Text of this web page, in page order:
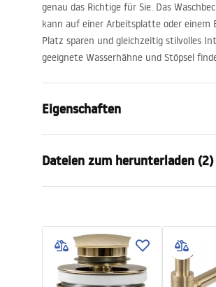
genau das Richtige für Sie. Das
kann auf einer Arbeitsplatte oder einem
Platz sparen und gleichzeitig stilvolles
geeignete Wasserhähne und Stöpsel
Eigenschaften
Material
Farbe
Länge
Breite
Höhe
Dateien zum herunterladen (2)
Basin.pdf